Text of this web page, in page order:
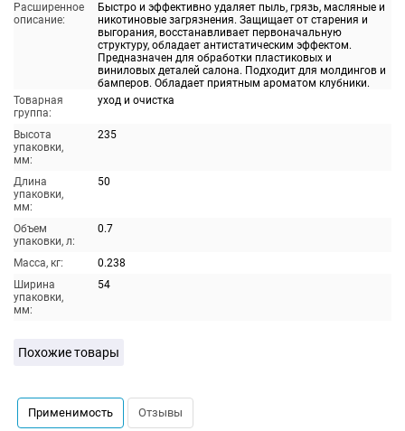
Расширенное
описание:
Быстро и эффективно удаляет пыль, грязь, масляные и
никотиновые загрязнения. Защищает от старения и
выгорания, восстанавливает первоначальную
структуру, обладает антистатическим эффектом.
Предназначен для обработки пластиковых и
виниловых деталей салона. Подходит для молдингов и
бамперов. Обладает приятным ароматом клубники.
Товарная
группа:
уход и очистка
Высота
упаковки,
мм:
235
Длина
упаковки,
мм:
50
Объем
упаковки, л:
0.7
Масса, кг:
0.238
Ширина
упаковки,
мм:
54
Похожие товары
Применимость Отзывы